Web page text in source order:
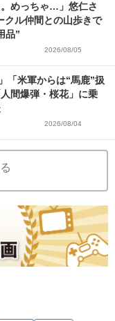
。めっちゃ…」悠仁さ
クル仲間との山歩きで
品”
2026/08/05
「米軍からは“馬鹿”扱
間爆弾・桜花」に乗
2026/08/04